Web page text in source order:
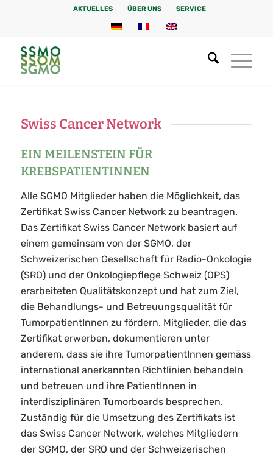
AKTUELLES ÜBER UNS SERVICE
Swiss Cancer Network
EIN MEILENSTEIN FÜR
KREBSPATIENTINNEN
Alle SGMO Mitglieder haben die Möglichkeit, das
Zertifikat Swiss Cancer Network zu beantragen.
Das Zertifikat Swiss Cancer Network basiert auf
einem gemeinsam von der SGMO, der
Schweizerischen Gesellschaft für Radio-Onkologie
(SRO) und der Onkologiepflege Schweiz (OPS)
erarbeiteten Qualitätskonzept und hat zum Ziel,
die Behandlungs- und Betreuungsqualität für
TumorpatientInnen zu fördern. Mitglieder, die das
Zertifikat erwerben, dokumentieren unter
anderem, dass sie ihre TumorpatientInnen gemäss
international anerkannten Richtlinien behandeln
und betreuen und ihre PatientInnen in
interdisziplinären Tumorboards besprechen.
Zuständig für die Umsetzung des Zertifikats ist
das Swiss Cancer Network, welches Mitgliedern
der SGMO, der SRO und der Schweizerischen